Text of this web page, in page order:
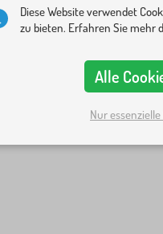
Diese Website verwendet
zu bieten. Erfahren Sie mehr
Alle
Nur